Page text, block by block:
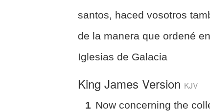
santos, haced vosotros
de la manera que ordené
Iglesias de Galacia
King James Version KJV
1 Now concerning the